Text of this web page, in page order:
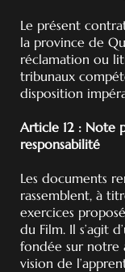
Le présent
la province de
réclamation ou
tribunaux
disposition
Article 12 : Note
responsabilité
Les documents
rassemblent, à
exercices
du Film. Il s’agit
fondée sur notre
vision de